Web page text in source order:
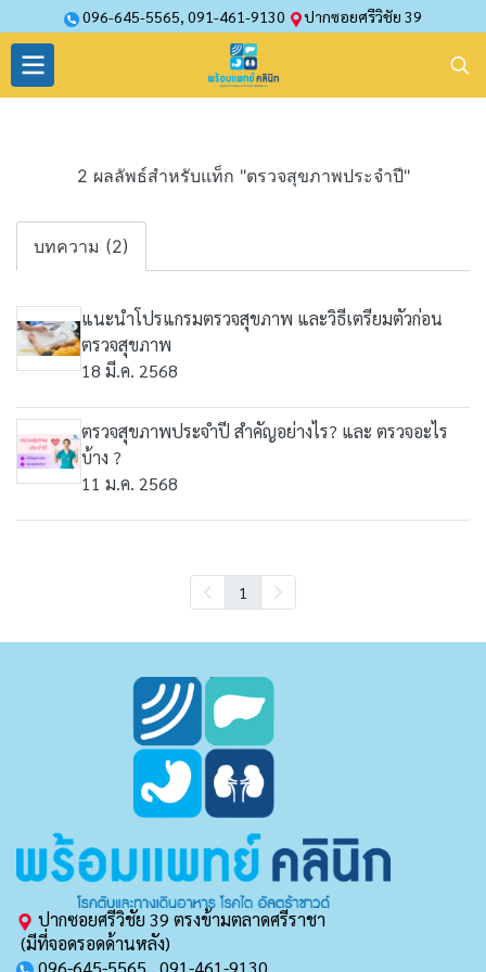
096-645-5565, 091-461-9130 ปากซอยศรีวิชัย 39
2 ผลลัพธ์สำหรับแท็ก "ตรวจสุขภาพประจำปี"
บทความ (2)
แนะนำโปรแกรมตรวจสุขภาพ และวิธีเตรียมตัวก่อน
ตรวจสุขภาพ
18 มี.ค. 2568
ตรวจสุขภาพประจำปี สำคัญอย่างไร? และ ตรวจอะไร
บ้าง ?
11 ม.ค. 2568
1
ปากซอยศรีวิชัย 39 ตรงข้ามตลาดศรีราชา
(มีที่จอดรอดด้านหลัง)
096-645-5565 , 091-461-9130